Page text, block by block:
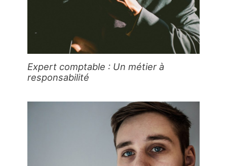
Expert comptable : Un métier à
responsabilité